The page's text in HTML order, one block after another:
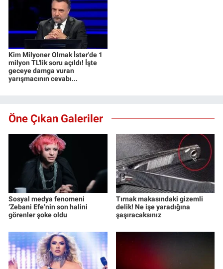
Kim Milyoner Olmak İster'de 1
milyon TL'lik soru açıldı! İşte
geceye damga vuran
yarışmacının cevabı...
Öne Çıkan Galeriler
Sosyal medya fenomeni
‘Zebani Efe’nin son halini
görenler şoke oldu
Tırnak makasındaki gizemli
delik! Ne işe yaradığına
şaşıracaksınız